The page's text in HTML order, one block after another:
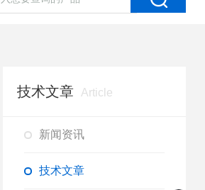
技术文章 Article
新闻资讯
技术文章